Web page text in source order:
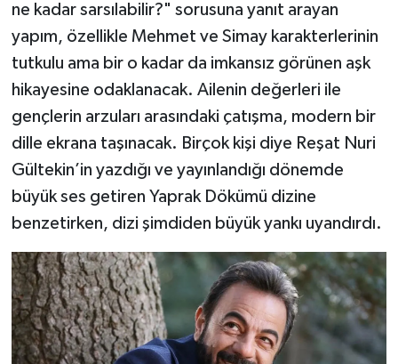
ne kadar sarsılabilir?" sorusuna yanıt arayan
yapım, özellikle Mehmet ve Simay karakterlerinin
tutkulu ama bir o kadar da imkansız görünen aşk
hikayesine odaklanacak. Ailenin değerleri ile
gençlerin arzuları arasındaki çatışma, modern bir
dille ekrana taşınacak. Birçok kişi diye Reşat Nuri
Gültekin’in yazdığı ve yayınlandığı dönemde
büyük ses getiren Yaprak Dökümü dizine
benzetirken, dizi şimdiden büyük yankı uyandırdı.